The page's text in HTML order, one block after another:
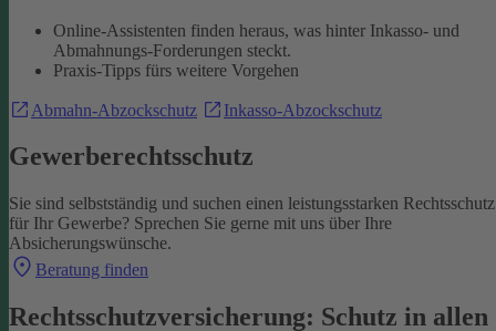
Online-Assistenten finden heraus, was hinter Inkasso- und
Abmahnungs-Forderungen steckt.
Praxis-Tipps fürs weitere Vorgehen
Abmahn-Abzockschutz Inkasso-Abzockschutz
Gewerberechtsschutz
Sie sind selbstständig und suchen einen leistungsstarken Rechtsschutz
für Ihr Gewerbe? Sprechen Sie gerne mit uns über Ihre
Absicherungswünsche.
Beratung finden
Rechtsschutzversicherung: Schutz in allen